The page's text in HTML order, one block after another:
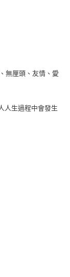
無厘頭、友情、愛
人生過程中會發生